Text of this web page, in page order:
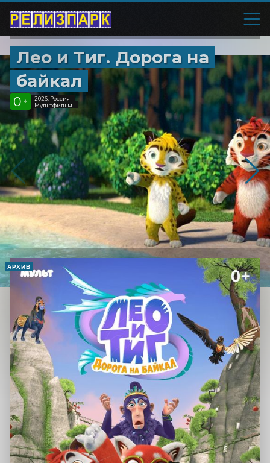
Лео и Тиг. Дорога на
байкал
0 +
2026, Россия
Мультфильм
АРХИВ